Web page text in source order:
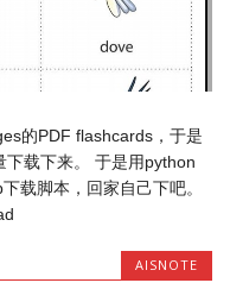
的PDF flashcards，于是
载下来。 于是用python
载脚本，回家自己下吧。
AISNOTE